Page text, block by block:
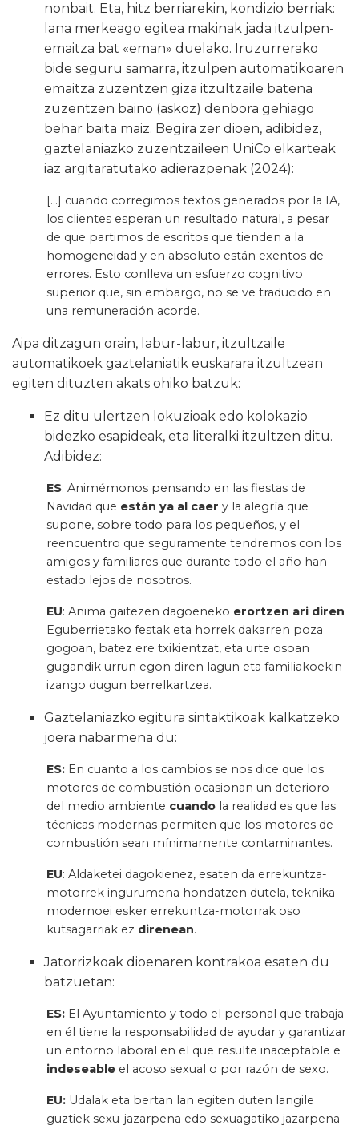
nonbait. Eta, hitz berriarekin, kondizio berriak:
lana merkeago egitea makinak jada itzulpen-
emaitza bat «eman» duelako. Iruzurrerako
bide seguru samarra, itzulpen automatikoaren
emaitza zuzentzen giza itzultzaile batena
zuzentzen baino (askoz) denbora gehiago
behar baita maiz. Begira zer dioen, adibidez,
gaztelaniazko zuzentzaileen UniCo elkarteak
iaz argitaratutako adierazpenak (2024):
[…] cuando corregimos textos generados por la IA,
los clientes esperan un resultado natural, a pesar
de que partimos de escritos que tienden a la
homogeneidad y en absoluto están exentos de
errores. Esto conlleva un esfuerzo cognitivo
superior que, sin embargo, no se ve traducido en
una remuneración acorde.
Aipa ditzagun orain, labur-labur, itzultzaile
automatikoek gaztelaniatik euskarara itzultzean
egiten dituzten akats ohiko batzuk:
Ez ditu ulertzen lokuzioak edo kolokazio
bidezko esapideak, eta literalki itzultzen ditu.
Adibidez:
ES: Animémonos pensando en las fiestas de
Navidad que están ya al caer y la alegría que
supone, sobre todo para los pequeños, y el
reencuentro que seguramente tendremos con los
amigos y familiares que durante todo el año han
estado lejos de nosotros.
EU: Anima gaitezen dagoeneko erortzen ari diren
Eguberrietako festak eta horrek dakarren poza
gogoan, batez ere txikientzat, eta urte osoan
gugandik urrun egon diren lagun eta familiakoekin
izango dugun berrelkartzea.
Gaztelaniazko egitura sintaktikoak kalkatzeko
joera nabarmena du:
ES: En cuanto a los cambios se nos dice que los
motores de combustión ocasionan un deterioro
del medio ambiente cuando la realidad es que las
técnicas modernas permiten que los motores de
combustión sean mínimamente contaminantes.
EU: Aldaketei dagokienez, esaten da errekuntza-
motorrek ingurumena hondatzen dutela, teknika
modernoei esker errekuntza-motorrak oso
kutsagarriak ez direnean.
Jatorrizkoak dioenaren kontrakoa esaten du
batzuetan:
ES: El Ayuntamiento y todo el personal que trabaja
en él tiene la responsabilidad de ayudar y garantizar
un entorno laboral en el que resulte inaceptable e
indeseable el acoso sexual o por razón de sexo.
EU: Udalak eta bertan lan egiten duten langile
guztiek sexu-jazarpena edo sexuagatiko jazarpena